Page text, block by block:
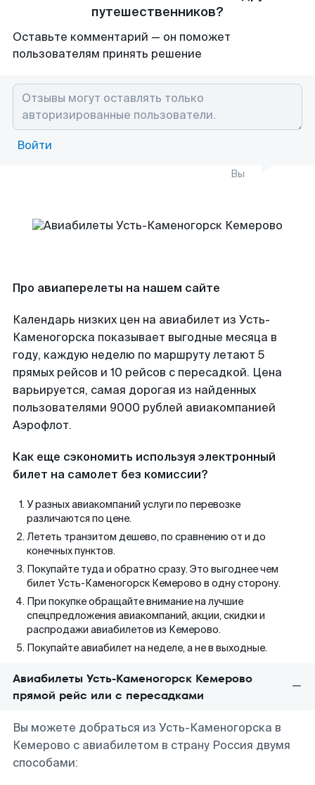
путешественников?
Оставьте комментарий — он поможет
пользователям принять решение
Войти
Вы
Про авиаперелеты на нашем сайте
Календарь низких цен на авиабилет из Усть-
Каменогорска показывает выгодные месяца в
году, каждую неделю по маршруту летают 5
прямых рейсов и 10 рейсов с пересадкой. Цена
варьируется, самая дорогая из найденных
пользователями 9000 рублей авиакомпанией
Аэрофлот.
Как еще сэкономить используя электронный
билет на самолет без комиссии?
У разных авиакомпаний услуги по перевозке
различаются по цене.
Лететь транзитом дешево, по сравнению от и до
конечных пунктов.
Покупайте туда и обратно сразу. Это выгоднее чем
билет Усть-Каменогорск Кемерово в одну сторону.
При покупке обращайте внимание на лучшие
спецпредложения авиакомпаний, акции, скидки и
распродажи авиабилетов из Кемерово.
Покупайте авиабилет на неделе, а не в выходные.
Авиабилеты Усть-Каменогорск Кемерово
прямой рейс или с пересадками
Вы можете добраться из Усть-Каменогорска в
Кемерово с авиабилетом в страну Россия двумя
способами: